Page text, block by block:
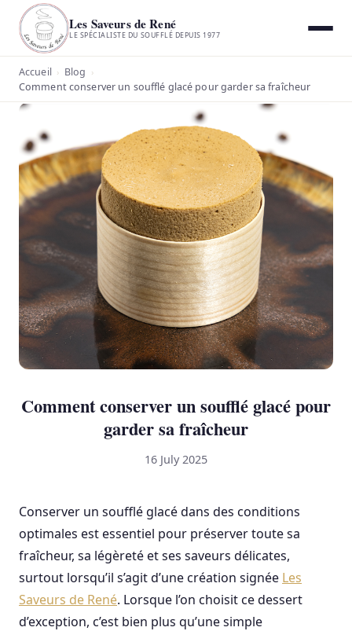
Les Saveurs de René
LE SPÉCIALISTE DU SOUFFLÉ DEPUIS 1977
Accueil › Blog ›
Comment conserver un soufflé glacé pour garder sa fraîcheur
Comment conserver un soufflé glacé pour
garder sa fraîcheur
16 July 2025
Conserver un soufflé glacé dans des conditions
optimales est essentiel pour préserver toute sa
fraîcheur, sa légèreté et ses saveurs délicates,
surtout lorsqu’il s’agit d’une création signée Les
Saveurs de René. Lorsque l’on choisit ce dessert
d’exception, c’est bien plus qu’une simple